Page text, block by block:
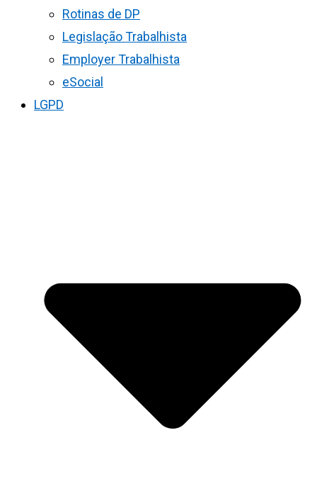
Rotinas de DP
Legislação Trabalhista
Employer Trabalhista
eSocial
LGPD